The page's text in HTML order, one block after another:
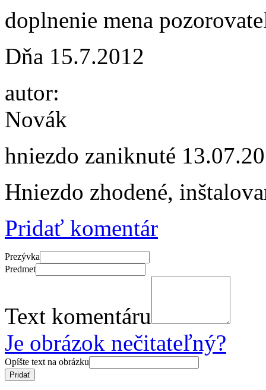
doplnenie mena
Dňa 15.7.2012
autor:
Novák
hniezdo zaniknuté
Hniezdo zhodené,
Pridať komentár
Prezývka
Predmet
Text komentáru
Je obrázok nečitateľný?
Opíšte text na obrázku